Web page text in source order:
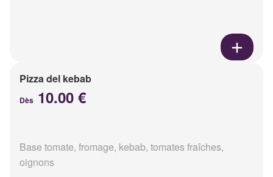
Pizza del kebab
Dès 10.00 €
Base tomate, fromage, kebab, tomates fraîches,
oignons